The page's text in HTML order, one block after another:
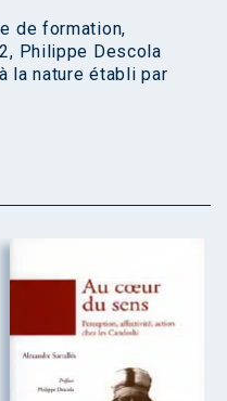
de formation,
Philippe Descola
la nature établi par